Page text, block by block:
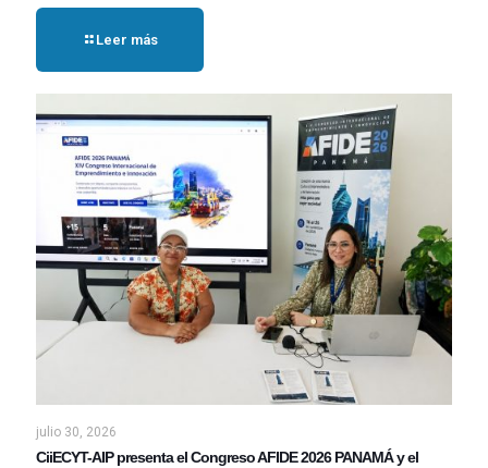
Leer más
julio 30, 2026
CiiECYT-AIP presenta el Congreso AFIDE 2026 PANAMÁ y el